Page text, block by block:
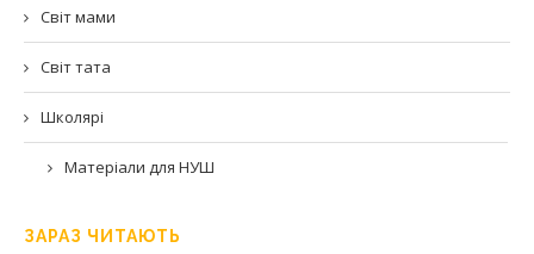
Світ мами
Світ тата
Школярі
Матеріали для НУШ
ЗАРАЗ ЧИТАЮТЬ